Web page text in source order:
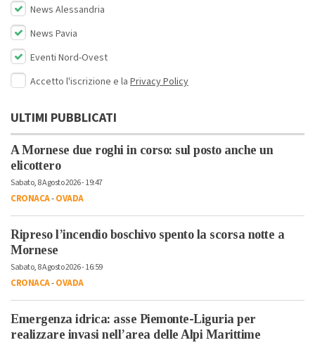
News Alessandria
News Pavia
Eventi Nord-Ovest
Accetto l'iscrizione e la Privacy Policy
ULTIMI PUBBLICATI
A Mornese due roghi in corso: sul posto anche un
elicottero
Sabato, 8 Agosto 2026 - 19:47
CRONACA-OVADA
Ripreso l’incendio boschivo spento la scorsa notte a
Mornese
Sabato, 8 Agosto 2026 - 16:59
CRONACA-OVADA
Emergenza idrica: asse Piemonte-Liguria per
realizzare invasi nell’area delle Alpi Marittime